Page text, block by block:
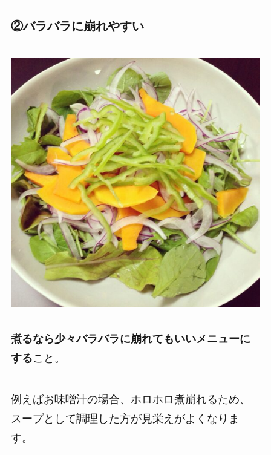
②バラバラに崩れやすい
煮るなら少々バラバラに崩れてもいいメニューに
すること。
例えばお味噌汁の場合、ホロホロ煮崩れるため、
スープとして調理した方が見栄えがよくなりま
す。